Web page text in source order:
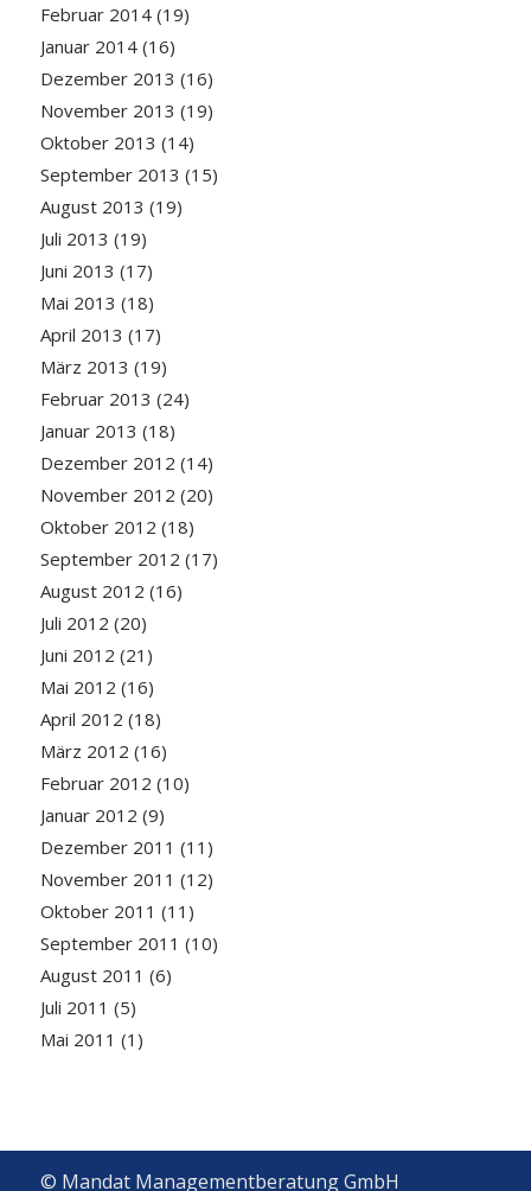
Februar 2014(19)
Januar 2014(16)
Dezember 2013 (16)
November 2013 (19)
Oktober 2013 (14)
September 2013 (15)
August 2013 (19)
Juli 2013 (19)
Juni 2013 (17)
Mai 2013 (18)
April 2013 (17)
März 2013 (19)
Februar 2013 (24)
Januar 2013 (18)
Dezember 2012 (14)
November 2012 (20)
Oktober 2012 (18)
September 2012 (17)
August 2012 (16)
Juli 2012 (20)
Juni 2012 (21)
Mai 2012 (16)
April 2012 (18)
März 2012 (16)
Februar 2012 (10)
Januar 2012 (9)
Dezember 2011 (11)
November 2011 (12)
Oktober 2011 (11)
September 2011 (10)
August 2011 (6)
Juli 2011 (5)
Mai 2011 (1)
© Mandat Managementberatung GmbH